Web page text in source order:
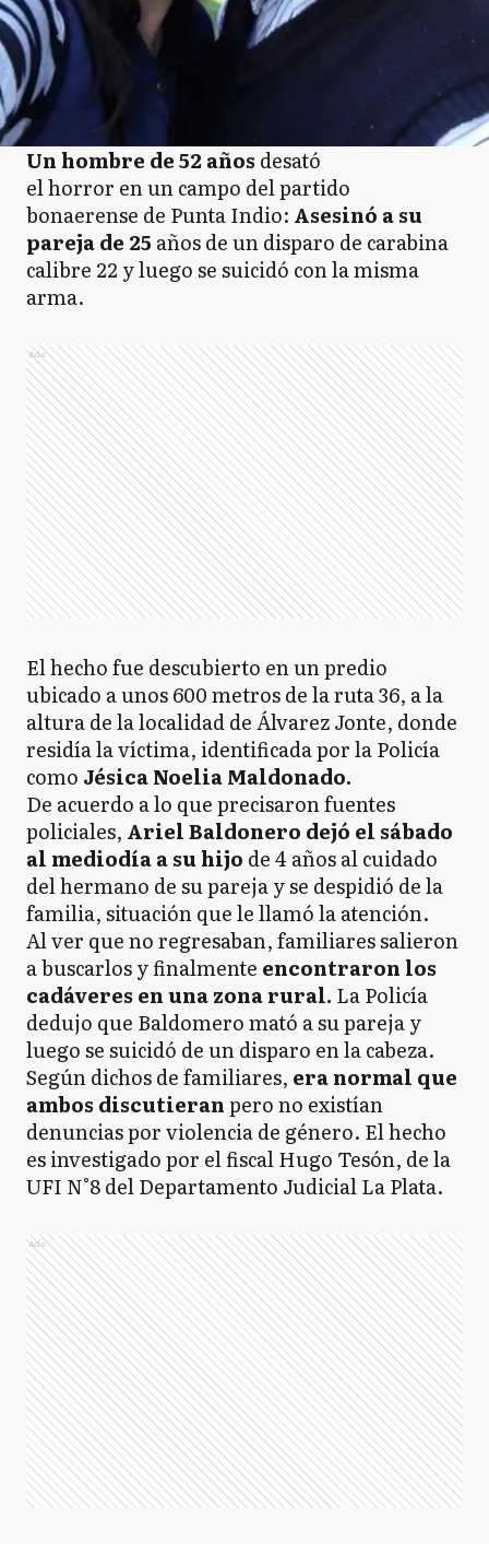
Un hombre de 52 años desató
el horror en un campo del partido
bonaerense de Punta Indio: Asesinó a su
pareja de 25 años de un disparo de carabina
calibre 22 y luego se suicidó con la misma
arma.
Ads
El hecho fue descubierto en un predio
ubicado a unos 600 metros de la ruta 36, a la
altura de la localidad de Álvarez Jonte, donde
residía la víctima, identificada por la Policía
como Jésica Noelia Maldonado.
De acuerdo a lo que precisaron fuentes
policiales, Ariel Baldonero dejó el sábado
al mediodía a su hijo de 4 años al cuidado
del hermano de su pareja y se despidió de la
familia, situación que le llamó la atención.
Al ver que no regresaban, familiares salieron
a buscarlos y finalmente encontraron los
cadáveres en una zona rural. La Policía
dedujo que Baldomero mató a su pareja y
luego se suicidó de un disparo en la cabeza.
Según dichos de familiares, era normal que
ambos discutieranpero no existían
denuncias por violencia de género. El hecho
es investigado por el fiscal Hugo Tesón, de la
UFI N°8 del Departamento Judicial La Plata.
Ads